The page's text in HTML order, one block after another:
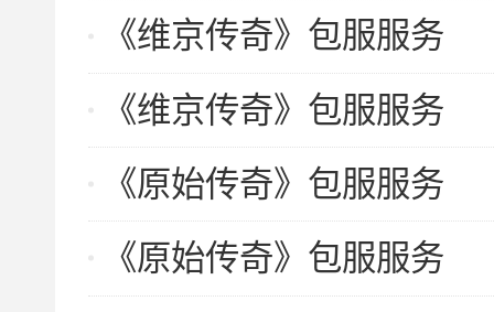
《维京传奇》包服服务
《维京传奇》包服服务
《原始传奇》包服服务
《原始传奇》包服服务